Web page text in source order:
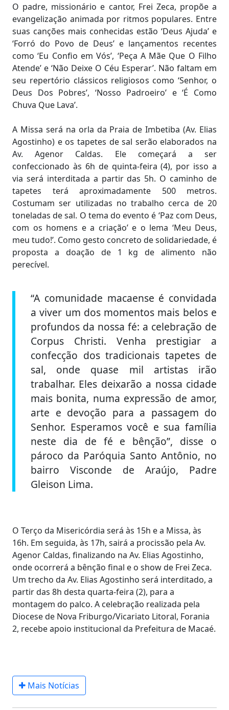
O padre, missionário e cantor, Frei Zeca, propõe a
evangelização animada por ritmos populares. Entre
suas canções mais conhecidas estão ‘Deus Ajuda’ e
‘Forró do Povo de Deus’ e lançamentos recentes
como ‘Eu Confio em Vós’, ‘Peça A Mãe Que O Filho
Atende’ e ‘Não Deixe O Céu Esperar’. Não faltam em
seu repertório clássicos religiosos como ‘Senhor, o
Deus Dos Pobres’, ‘Nosso Padroeiro’ e ‘É Como
Chuva Que Lava’.
A Missa será na orla da Praia de Imbetiba (Av. Elias
Agostinho) e os tapetes de sal serão elaborados na
Av. Agenor Caldas. Ele começará a ser
confeccionado às 6h de quinta-feira (4), por isso a
via será interditada a partir das 5h. O caminho de
tapetes terá aproximadamente 500 metros.
Costumam ser utilizadas no trabalho cerca de 20
toneladas de sal. O tema do evento é ‘Paz com Deus,
com os homens e a criação’ e o lema ‘Meu Deus,
meu tudo!’. Como gesto concreto de solidariedade, é
proposta a doação de 1 kg de alimento não
perecível.
“A comunidade macaense é convidada
a viver um dos momentos mais belos e
profundos da nossa fé: a celebração de
Corpus Christi. Venha prestigiar a
confecção dos tradicionais tapetes de
sal, onde quase mil artistas irão
trabalhar. Eles deixarão a nossa cidade
mais bonita, numa expressão de amor,
arte e devoção para a passagem do
Senhor. Esperamos você e sua família
neste dia de fé e bênção”, disse o
pároco da Paróquia Santo Antônio, no
bairro Visconde de Araújo, Padre
Gleison Lima.
O Terço da Misericórdia será às 15h e a Missa, às
16h. Em seguida, às 17h, sairá a procissão pela Av.
Agenor Caldas, finalizando na Av. Elias Agostinho,
onde ocorrerá a bênção final e o show de Frei Zeca.
Um trecho da Av. Elias Agostinho será interditado, a
partir das 8h desta quarta-feira (2), para a
montagem do palco. A celebração realizada pela
Diocese de Nova Friburgo/Vicariato Litoral, Forania
2, recebe apoio institucional da Prefeitura de Macaé.
Mais Notícias